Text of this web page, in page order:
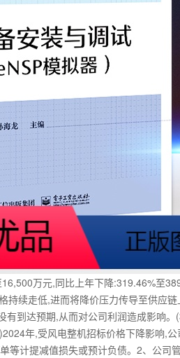
万元,同比上年下降:319.46%至
走低,进而将降价压力传导至供应
有到达预期,从而对公司利润造成影
年,受风电整机招标价格下降影响
等计提减值损失或预计负债。2、公